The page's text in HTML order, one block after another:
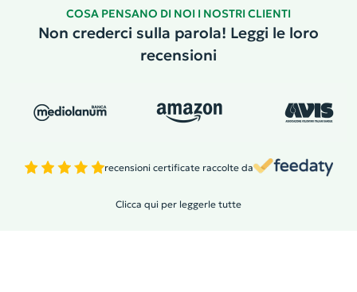
COSA PENSANO DI NOI I NOSTRI CLIENTI
Non crederci sulla parola! Leggi le loro
recensioni
recensioni certificate raccolte da
Clicca qui per leggerle tutte